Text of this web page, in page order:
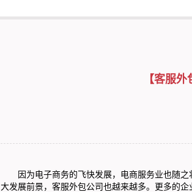
【客服
因为电子商务的飞快发展，电商服务业也随之
大发展前景，客服外包公司也越来越多。更多的